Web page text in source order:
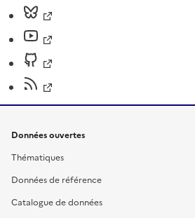
Données ouvertes
Thématiques
Données de référence
Catalogue de données